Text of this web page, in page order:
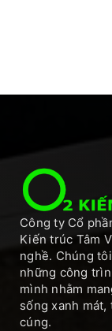
Công ty Cổ
Kiến trúc Tâm
nghề. Chúng
những công
mình nhằm
sống xanh
cúng.